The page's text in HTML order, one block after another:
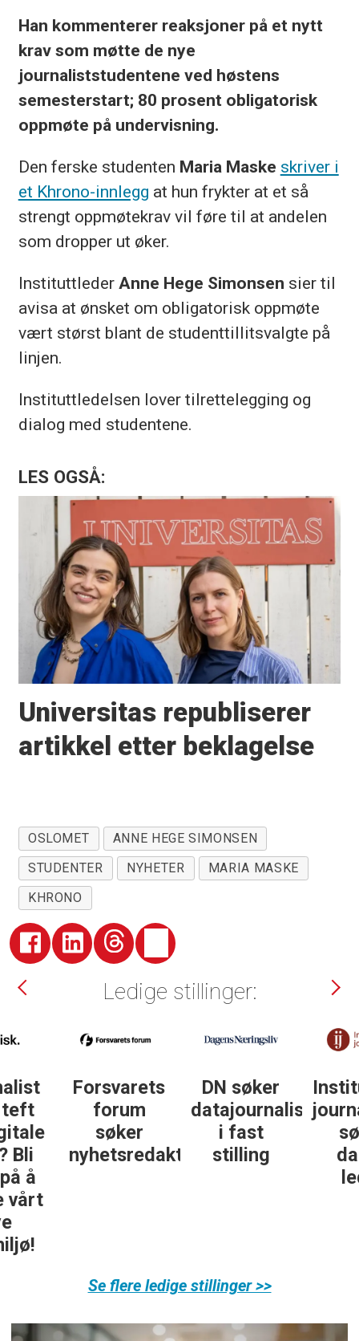
Han kommenterer reaksjoner på et nytt
krav som møtte de nye
journaliststudentene ved høstens
semesterstart; 80 prosent obligatorisk
oppmøte på undervisning.
Den ferske studenten Maria Maske skriver i
et Khrono-innlegg at hun frykter at et så
strengt oppmøtekrav vil føre til at andelen
som dropper ut øker.
Instituttleder Anne Hege Simonsen sier til
avisa at ønsket om obligatorisk oppmøte
vært størst blant de studenttillitsvalgte på
linjen.
Instituttledelsen lover tilrettelegging og
dialog med studentene.
LES OGSÅ:
Universitas republiserer
artikkel etter beklagelse
OSLOMET
ANNE HEGE SIMONSEN
STUDENTER
NYHETER
MARIA MASKE
KHRONO
Ledige stillinger:
DN søker
datajournalist
i fast
stilling
Institutt for
journalistikk
daglig
DN søker
journalist
personlig
økonomi
Se flere ledige stillinger >>